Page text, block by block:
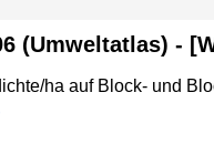
(Umweltatlas) -
ha auf Block- und